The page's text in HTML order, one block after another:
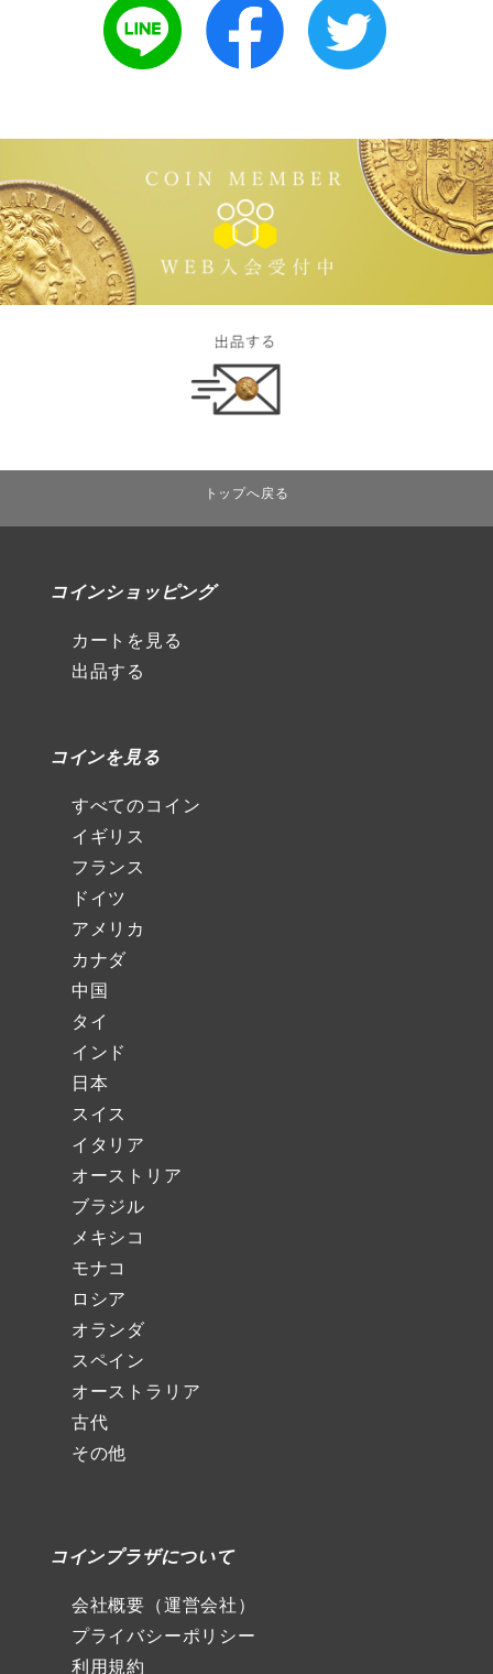
トップへ戻る
コインショッピング
カートを見る
出品する
コインを見る
すべてのコイン
イギリス
フランス
ドイツ
アメリカ
カナダ
中国
タイ
インド
日本
スイス
イタリア
オーストリア
ブラジル
メキシコ
モナコ
ロシア
オランダ
スペイン
オーストラリア
古代
その他
コインプラザについて
会社概要（運営会社）
プライバシーポリシー
利用規約